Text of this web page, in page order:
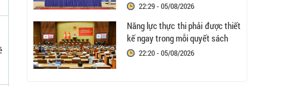
22:29 - 05/08/2026
Năng lực thực thi phải được thiết
kế ngay trong mỗi quyết sách
22:20 - 05/08/2026